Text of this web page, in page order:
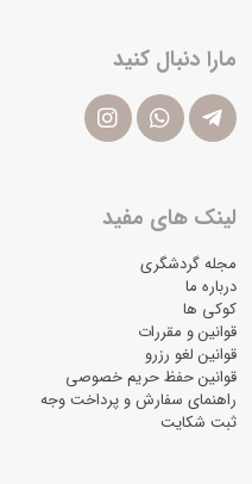
مارا دنبال کنید
لینک های مفید
مجله گردشگری
درباره ما
کوکی ها
قوانین و مقررات
قوانین لغو رزرو
قوانین حفظ حریم خصوصی
راهنمای سفارش و پرداخت وجه
ثبت شکایت